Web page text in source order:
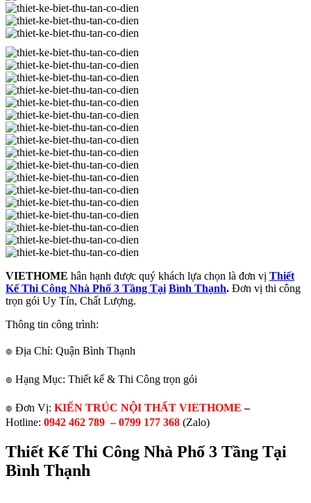
VIETHOME hân hạnh được quý khách lựa chọn là đơn vị Thiết
Kế Thi Công Nhà Phố 3 Tầng Tại Bình Thạnh. Đơn vị thi công
trọn gói Uy Tín, Chất Lượng.
Thông tin công trình:
๏ Địa Chỉ: Quận Bình Thạnh
๏ Hạng Mục: Thiết kế & Thi Công trọn gói
๏ Đơn Vị: KIẾN TRÚC NỘI THẤT VIETHOME –
Hotline: 0942 462 789 –0799 177 368 (Zalo)
Thiết Kế Thi Công Nhà Phố 3 Tầng Tại
Bình Thạnh